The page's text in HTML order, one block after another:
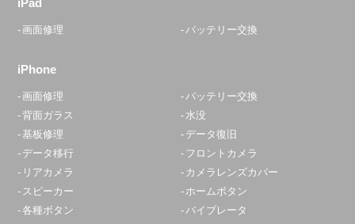
画面修理 バッテリー交換
iPhone
画面修理
バッテリー交換
背面ガラス
水没
基板修理
データ復旧
データ移行
フロントカメラ
リアカメラ
カメラレンズカバー
スピーカー
ホームボタン
各種ボタン
バイブレータ